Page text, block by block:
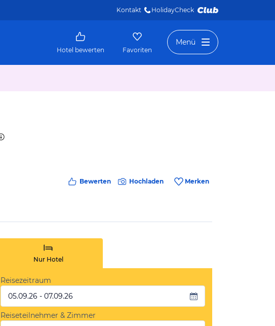
Kontakt HolidayCheck
Hotel bewerten Favoriten
Menü
Bewerten Hochladen Merken
Nur Hotel
Reisezeitraum
05.09.26 - 07.09.26
Reiseteilnehmer & Zimmer